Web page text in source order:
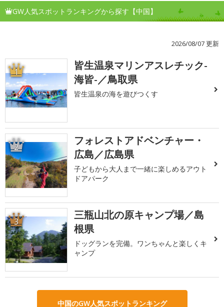
GW人気スポットランキングから探す【中国】
2026/08/07 更新
1
皆生温泉マリンアスレチック-
海皆-／鳥取県
皆生温泉の海を遊びつくす
2
フォレストアドベンチャー・
広島／広島県
子どもから大人まで一緒に楽しめるアウト
ドアパーク
3
三瓶山北の原キャンプ場／島
根県
ドッグランを完備。ワンちゃんと楽しくキ
ャンプ
中国のGW人気スポットランキング